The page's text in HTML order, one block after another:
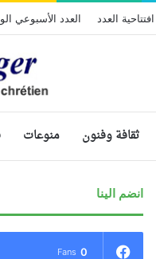
افتتاحية العدد العدد الأسبوعي
ثقافة وفنون منوعات
انضم الينا
0
Fans